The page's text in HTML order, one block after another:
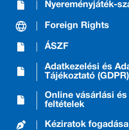
Nyereményjáték-
Foreign Rights
ÁSZF
Adatkezelési és
Tájékoztató (GDPR)
Online vásárlási
feltételek
Kéziratok fogadása